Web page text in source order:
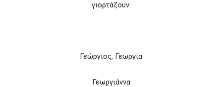
γιορτάζουν:
Γεώργιος, Γεωργία
Γεωργιάννα